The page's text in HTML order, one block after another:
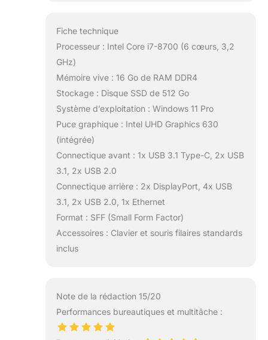
Fiche technique
Processeur : Intel Core i7-8700 (6 cœurs, 3,2
GHz)
Mémoire vive : 16 Go de RAM DDR4
Stockage : Disque SSD de 512 Go
Système d’exploitation : Windows 11 Pro
Puce graphique : Intel UHD Graphics 630
(intégrée)
Connectique avant : 1x USB 3.1 Type-C, 2x USB
3.1, 2x USB 2.0
Connectique arrière : 2x DisplayPort, 4x USB
3.1, 2x USB 2.0, 1x Ethernet
Format : SFF (Small Form Factor)
Accessoires : Clavier et souris filaires standards
inclus
Note de la rédaction 15/20
Performances bureautiques et multitâche :